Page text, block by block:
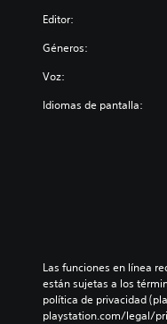
Editor:
Géneros:
Voz:
Idiomas de pantalla:
Las funciones en línea
están sujetas a los
política de privacidad
playstation.com/legal/